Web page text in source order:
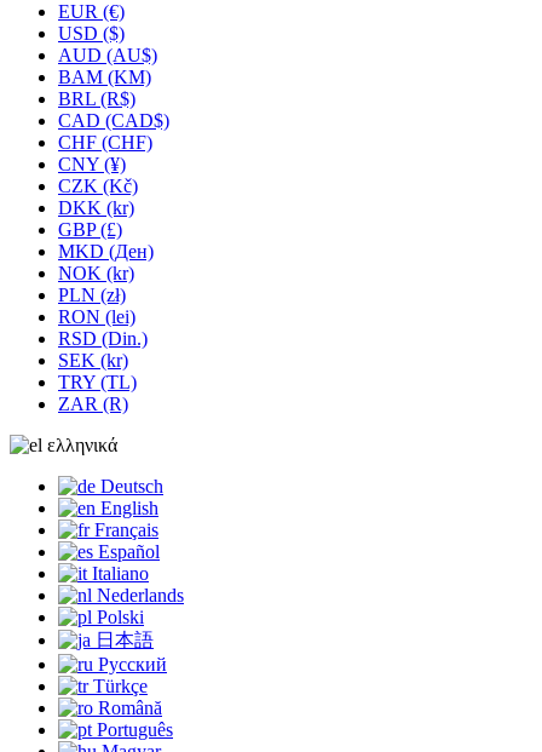
EUR (€)
USD ($)
AUD (AU$)
BAM (KM)
BRL (R$)
CAD (CAD$)
CHF (CHF)
CNY (¥)
CZK (Kč)
DKK (kr)
GBP (£)
MKD (Ден)
NOK (kr)
PLN (zł)
RON (lei)
RSD (Din.)
SEK (kr)
TRY (TL)
ZAR (R)
ελληνικά
Deutsch
English
Français
Español
Italiano
Nederlands
Polski
日本語
Русский
Türkçe
Română
Português